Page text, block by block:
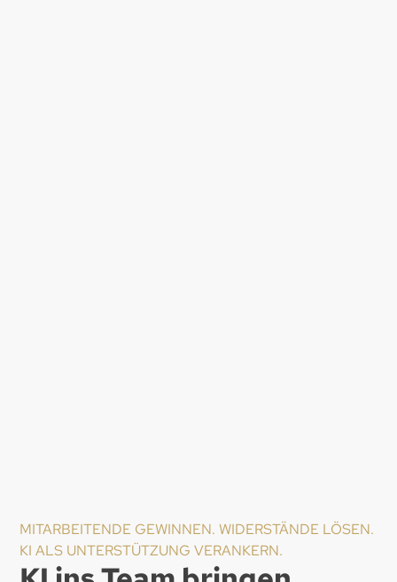
MITARBEITENDE GEWINNEN. WIDERSTÄNDE LÖSEN.
KI ALS UNTERSTÜTZUNG VERANKERN.